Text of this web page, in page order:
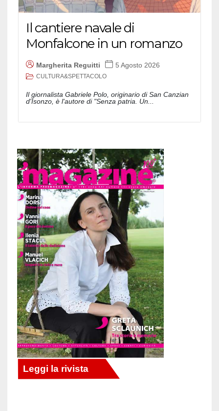
Il cantiere navale di
Monfalcone in un romanzo
Margherita Reguitti 5 Agosto 2026
CULTURA&SPETTACOLO
Il giornalista Gabriele Polo, originario di San Canzian
d'Isonzo, è l'autore di "Senza patria. Un...